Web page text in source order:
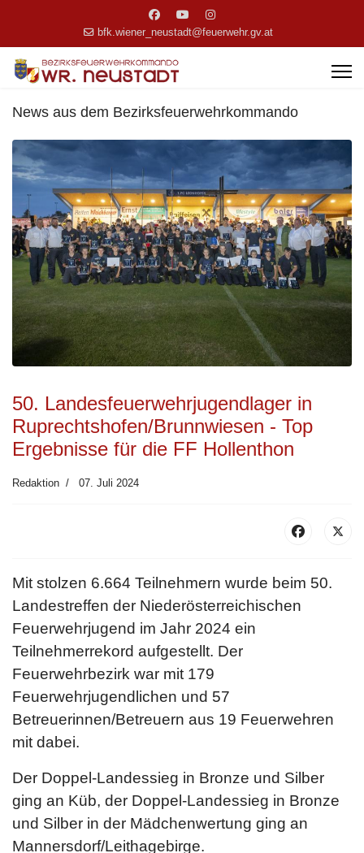
bfk.wiener_neustadt@feuerwehr.gv.at
News aus dem Bezirksfeuerwehrkommando
50. Landesfeuerwehrjugendlager in
Ruprechtshofen/Brunnwiesen - Top
Ergebnisse für die FF Hollenthon
Redaktion 07. Juli 2024
Mit stolzen 6.664 Teilnehmern wurde beim 50.
Landestreffen der Niederösterreichischen
Feuerwehrjugend im Jahr 2024 ein
Teilnehmerrekord aufgestellt. Der
Feuerwehrbezirk war mit 179
Feuerwehrjugendlichen und 57
Betreuerinnen/Betreuern aus 19 Feuerwehren
mit dabei.
Der Doppel-Landessieg in Bronze und Silber
ging an Küb, der Doppel-Landessieg in Bronze
und Silber in der Mädchenwertung ging an
Mannersdorf/Leithagebirge.